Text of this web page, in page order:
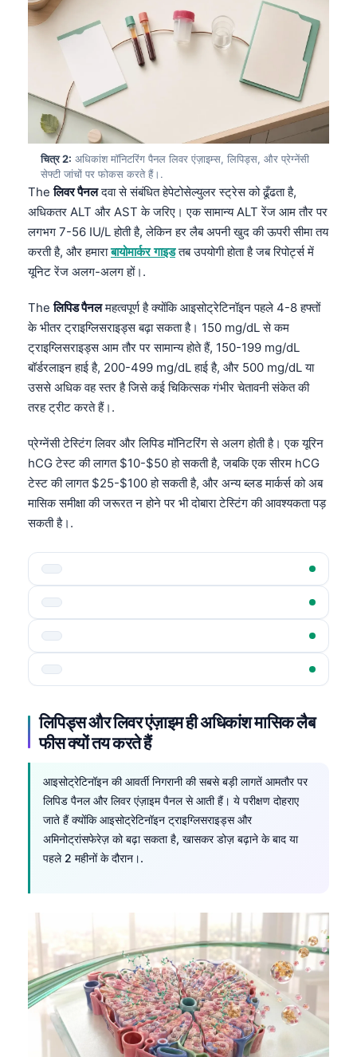
चित्र 2: अधिकांश मॉनिटरिंग पैनल लिवर एंज़ाइम्स, लिपिड्स, और प्रेग्नेंसी
सेफ्टी जांचों पर फोकस करते हैं।.
Theलिवर पैनलदवा से संबंधित हेपेटोसेल्युलर स्ट्रेस को ढूँढता है,
अधिकतर ALT और AST के जरिए। एक सामान्य ALT रेंज आम तौर पर
लगभग 7-56 IU/L होती है, लेकिन हर लैब अपनी खुद की ऊपरी सीमा तय
करती है, और हमाराबायोमार्कर गाइडतब उपयोगी होता है जब रिपोर्ट्स में
यूनिट रेंज अलग-अलग हों।.
Theलिपिड पैनलमहत्वपूर्ण है क्योंकि आइसोट्रेटिनॉइन पहले 4-8 हफ्तों
के भीतर ट्राइग्लिसराइड्स बढ़ा सकता है। 150 mg/dL से कम
ट्राइग्लिसराइड्स आम तौर पर सामान्य होते हैं, 150-199 mg/dL
बॉर्डरलाइन हाई है, 200-499 mg/dL हाई है, और 500 mg/dL या
उससे अधिक वह स्तर है जिसे कई चिकित्सक गंभीर चेतावनी संकेत की
तरह ट्रीट करते हैं।.
प्रेग्नेंसी टेस्टिंग लिवर और लिपिड मॉनिटरिंग से अलग होती है। एक यूरिन
hCG टेस्ट की लागत $10-$50 हो सकती है, जबकि एक सीरम hCG
टेस्ट की लागत $25-$100 हो सकती है, और अन्य ब्लड मार्कर्स को अब
मासिक समीक्षा की जरूरत न होने पर भी दोबारा टेस्टिंग की आवश्यकता पड़
सकती है।.
लिपिड्स और लिवर एंज़ाइम ही अधिकांश मासिक लैब
फीस क्यों तय करते हैं
आइसोट्रेटिनॉइन की आवर्ती निगरानी की सबसे बड़ी लागतें आमतौर पर
लिपिड पैनल और लिवर एंज़ाइम पैनल से आती हैं। ये परीक्षण दोहराए
जाते हैं क्योंकि आइसोट्रेटिनॉइन ट्राइग्लिसराइड्स और
अमिनोट्रांसफेरेज़ को बढ़ा सकता है, खासकर डोज़ बढ़ाने के बाद या
पहले 2 महीनों के दौरान।.